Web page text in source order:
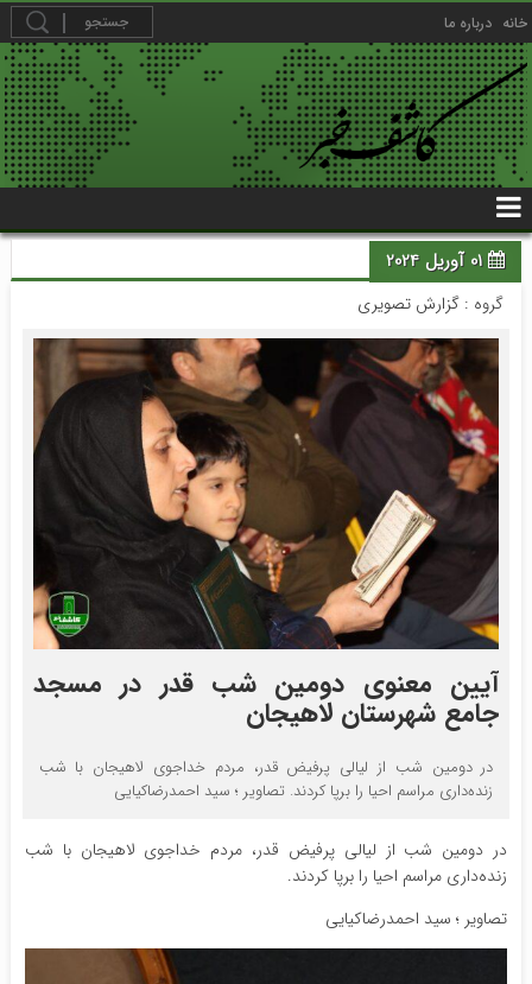
خانه درباره ما
01 آوریل 2024
گروه :گزارش تصویری
آیین معنوی دومین شب قدر در مسجد
جامع شهرستان لاهیجان
در دومین شب از لیالی پرفیض قدر، مردم خداجوی لاهیجان با شب
زنده‌داری مراسم احیا را برپا کردند. تصاویر ؛ سید احمدرضاکیایی
در دومین شب از لیالی پرفیض قدر، مردم خداجوی لاهیجان با شب
زنده‌داری مراسم احیا را برپا کردند.
تصاویر ؛ سید احمدرضاکیایی